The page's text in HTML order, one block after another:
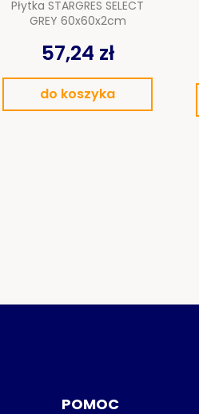
Płytka STARGRES SELECT
GREY 60x60x2cm
57,24 zł
do koszyka
POMOC